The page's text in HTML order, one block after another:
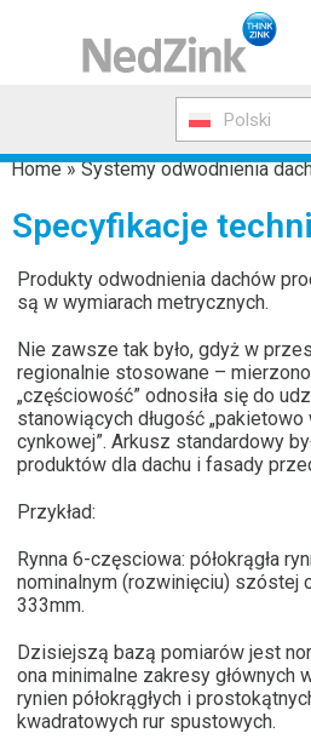
Polski
Home»Systemy odwodnienia
Specyfikacje
Produkty odwodnienia dachów
są w wymiarach metrycznych.
Nie zawsze tak było, gdyż w
regionalnie stosowane –
„częściowość” odnosiła się do
stanowiących długość
cynkowej”. Arkusz standardowy
produktów dla dachu i fasady
Przykład:
Rynna 6-częsciowa: półokrągła
nominalnym (rozwinięciu) szóstej
333mm.
Dzisiejszą bazą pomiarów jest
ona minimalne zakresy głównych
rynien półokrągłych i
kwadratowych rur spustowych.